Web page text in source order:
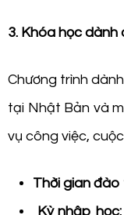
3. Khóa học
Chương trình
tại Nhật Bản và
vụ công việc,
Thời gian đào
Kỳ nhập học: